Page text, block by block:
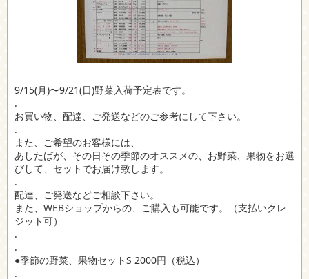
9/15(月)〜9/21(日)野菜入荷予定表です。
.
お買い物、配達、ご発送などのご参考にして下さい。
.
また、ご希望のお客様には、
あしたばが、その日その季節のオススメの、お野菜、果物をお選
びして、セットでお届け致します。
.
配達、ご発送などご相談下さい。
また、WEBショップからの、ご購入も可能です。（支払いクレ
ジット可）
.
.
●季節の野菜、果物セットS 2000円（税込）
.